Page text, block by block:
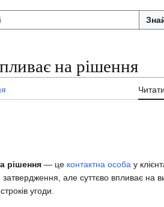
на рішення
Читати
рішення — це контактна особа у
затвердження, але суттєво впливає на
угоди.